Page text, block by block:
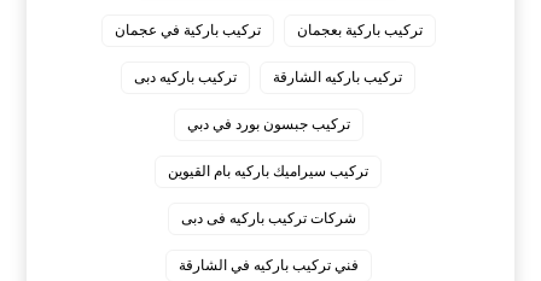
‏تركيب باركية بعجمان ‏تركيب باركية في عجمان
‏تركيب باركيه الشارقة ‏تركيب باركيه دبى
‏تركيب جبسون بورد في دبي
‏تركيب سيراميك باركيه بام القيوين
‏شركات تركيب باركيه فى دبى
‏فني تركيب باركيه في الشارقة